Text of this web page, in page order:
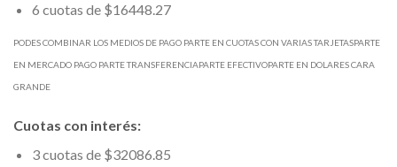
6 cuotas de $16448.27
PODES COMBINAR LOS MEDIOS DE PAGO PARTE EN CUOTAS CON VARIAS TARJETASPARTE
EN MERCADO PAGO PARTE TRANSFERENCIAPARTE EFECTIVOPARTE EN DOLARES CARA
GRANDE
Cuotas con interés:
3 cuotas de $32086.85